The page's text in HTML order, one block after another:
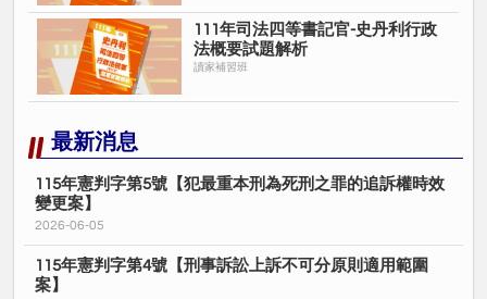
111年司法四等書記官-史丹利行政
法概要試題解析
讀家補習班
最新消息
115年憲判字第5號【犯最重本刑為死刑之罪的追訴權時效
變更案】
2026-06-05
115年憲判字第4號【刑事訴訟上訴不可分原則適用範圍
案】